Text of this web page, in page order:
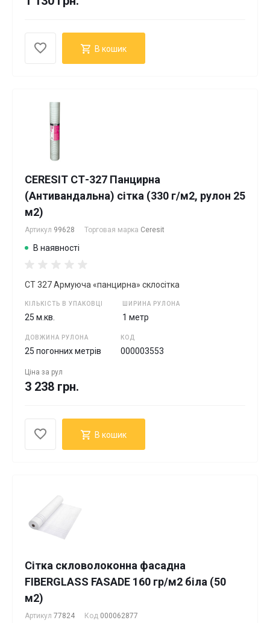
В кошик
СERESIT СТ-327 Панцирна
(Антивандальна) сітка (330 г/м2, рулон 25
м2)
Артикул 99628 Торговая марка Ceresit
В наявності
CT 327 Армуюча «панцирна» склосітка
КІЛЬКІСТЬ В УПАКОВЦІ
25 м.кв.
ШИРИНА РУЛОНА
1 метр
ДОВЖИНА РУЛОНА
25 погонних метрів
КОД
000003553
Ціна за рул
3 238 грн.
В кошик
Сітка скловолоконна фасадна
FIBERGLASS FASADE 160 гр/м2 біла (50
м2)
Артикул 77824 Код 000062877